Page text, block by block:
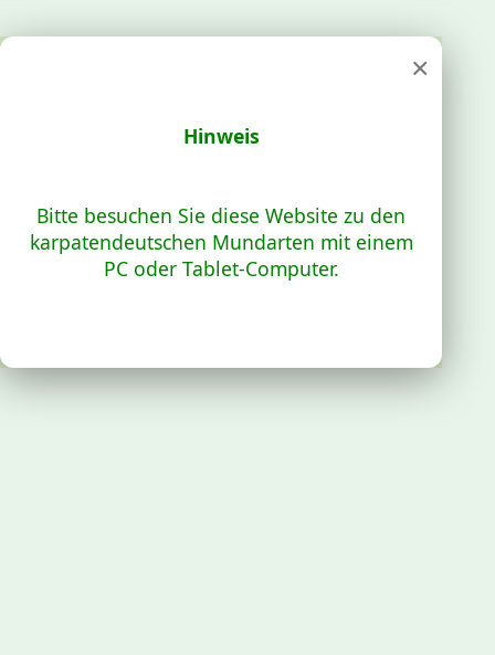
×
Hinweis
Bitte besuchen Sie diese Website zu den
karpatendeutschen Mundarten mit einem
PC oder Tablet-Computer.